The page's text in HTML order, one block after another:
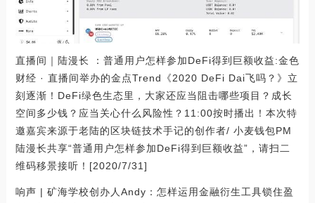
直播间｜陆漫长 ：普通用户怎样参加DeFi得到巨额收益:金色
财经 · 直播间举办的金点Trend《2020 DeFi Dai飞吗？》立
刻逐渐！DeFi绿色生态里，大家还应当阻击哪些项目？成长
空间多少钱？应当关心什么风险性？11:00按时播出！本次特
邀嘉宾来源于老陆的区块链技术手记的创作者/ 小麦钱包PM
陆漫长共享“普通用户怎样参加DeFi得到巨额收益”，请扫二
维码移景接听！[2020/7/31]
响声 | 矿海学校创办人Andy：怎样运用金融衍生工具锁住盈